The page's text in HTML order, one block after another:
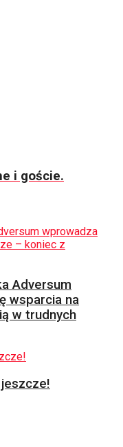
i goście.
Adversum
wsparcia na
w trudnych